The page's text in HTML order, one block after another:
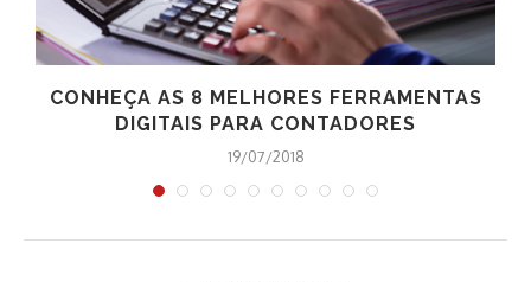
CONHEÇA AS 8 MELHORES FERRAMENTAS
DIGITAIS PARA CONTADORES
19/07/2018